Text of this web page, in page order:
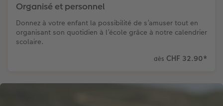
Organisé et personnel
Donnez à votre enfant la possibilité de s’amuser tout en
organisant son quotidien à l’école grâce à notre calendrier
scolaire.
dès CHF 32.90*